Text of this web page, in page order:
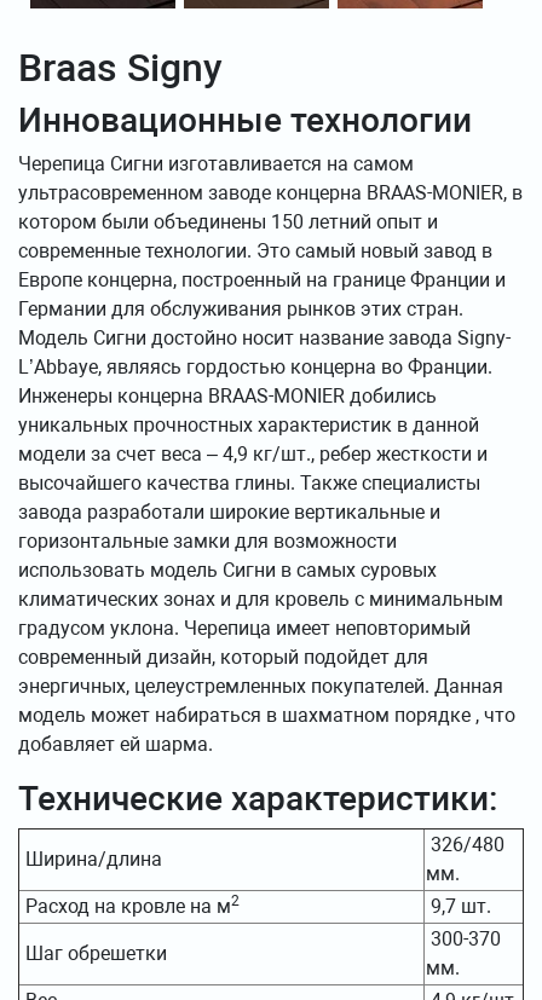
Braas Signy
Инновационные технологии
Черепица Сигни изготавливается на самом
ультрасовременном заводе концерна BRAAS-MONIER, в
котором были объединены 150 летний опыт и
современные технологии. Это самый новый завод в
Европе концерна, построенный на границе Франции и
Германии для обслуживания рынков этих стран.
Модель Сигни достойно носит название завода Signy-
L’Abbaye, являясь гордостью концерна во Франции.
Инженеры концерна BRAAS-MONIER добились
уникальных прочностных характеристик в данной
модели за счет веса – 4,9 кг/шт., ребер жесткости и
высочайшего качества глины. Также специалисты
завода разработали широкие вертикальные и
горизонтальные замки для возможности
использовать модель Сигни в самых суровых
климатических зонах и для кровель с минимальным
градусом уклона. Черепица имеет неповторимый
современный дизайн, который подойдет для
энергичных, целеустремленных покупателей. Данная
модель может набираться в шахматном порядке , что
добавляет ей шарма.
Технические характеристики:
Ширина/длина
326/480
мм.
Расход на кровле на м2 9,7 шт.
Шаг обрешетки
300-370
мм.